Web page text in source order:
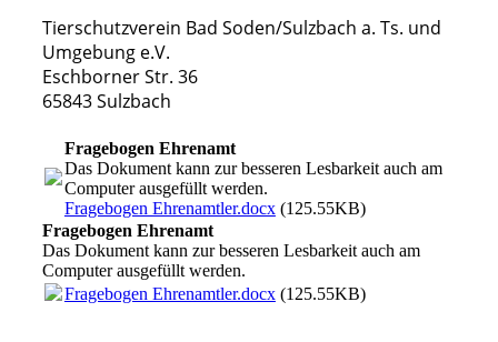
Tierschutzverein Bad Soden/Sulzbach a. Ts. und
Umgebung e.V.
Eschborner Str. 36
65843 Sulzbach
Fragebogen Ehrenamt
Das Dokument kann zur besseren Lesbarkeit auch am
Computer ausgefüllt werden.
Fragebogen Ehrenamtler.docx(125.55KB)
Fragebogen Ehrenamt
Das Dokument kann zur besseren Lesbarkeit auch am
Computer ausgefüllt werden.
Fragebogen Ehrenamtler.docx(125.55KB)